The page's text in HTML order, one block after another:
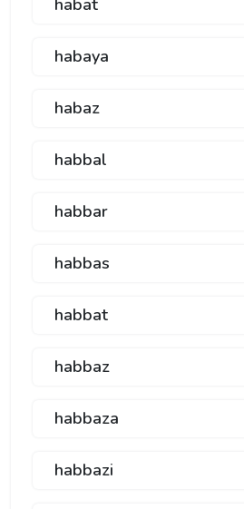
habaya
habaz
habbal
habbar
habbas
habbat
habbaz
habbaza
habbazi